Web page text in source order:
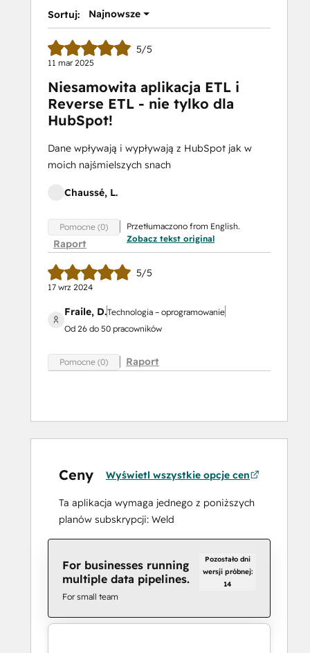
Sortuj: Najnowsze
5/5
11 mar 2025
Niesamowita aplikacja ETL i
Reverse ETL - nie tylko dla
HubSpot!
Dane wpływają i wypływają z HubSpot jak w
moich najśmielszych snach
Chaussé, L.
Pomocne (0)
Raport
Przetłumaczono from English.
Zobacz tekst original
5/5
17 wrz 2024
Fraile, D.Technologia – oprogramowanie
Od 26 do 50 pracowników
Pomocne (0) Raport
Ceny Wyświetl wszystkie opcje cen
Ta aplikacja wymaga jednego z poniższych
planów subskrypcji: Weld
For businesses running
multiple data pipelines.
Pozostało dni
wersji próbnej:
14
For small team